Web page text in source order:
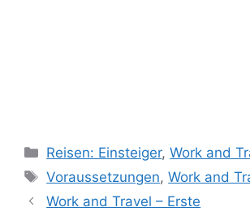
Kategorien
Reisen: Einsteiger,Work and
Schlagwörter
Voraussetzungen,Work and
Work and Travel – Erste